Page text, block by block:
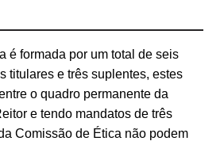
é formada por um total de seis
titulares e três suplentes, estes
o quadro permanente da
e tendo mandatos de três
Comissão de Ética não podem